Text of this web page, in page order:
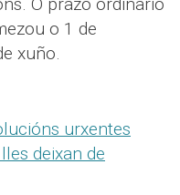
o 1 de
xuño.
urxentes
deixan de